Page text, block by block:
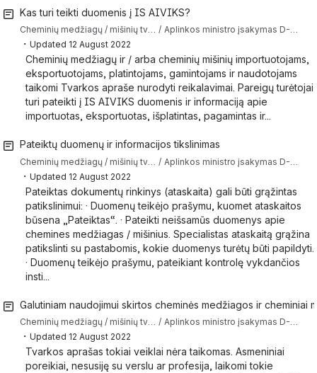
Kas turi teikti duomenis į IS AIVIKS?
Cheminių medžiagų / mišinių tvarkymo klausimai Aplinkos ministro įsakymas D-146 (Tvarkos aprašas) pagal kurį reikia teikti duomenis ir informaciją apie chemines medžiagas ir cheminius mišinius į IS AIVIKS
・ Updated 12 August 2022
Cheminių medžiagų ir / arba cheminių mišinių importuotojams,
eksportuotojams, platintojams, gamintojams ir naudotojams
taikomi Tvarkos apraše nurodyti reikalavimai. Pareigų turėtojai
turi pateikti į IS AIVIKS duomenis ir informaciją apie
importuotas, eksportuotas, išplatintas, pagamintas ir...
Pateiktų duomenų ir informacijos tikslinimas
・ Updated 12 August 2022
Pateiktas dokumentų rinkinys (ataskaita) gali būti grąžintas
patikslinimui: · Duomenų teikėjo prašymu, kuomet ataskaitos
būsena „Pateiktas“. · Pateikti neišsamūs duomenys apie
chemines medžiagas / mišinius. Specialistas ataskaitą grąžina
patikslinti su pastabomis, kokie duomenys turėtų būti papildyti.
· Duomenų teikėjo prašymu, pateikiant kontrolę vykdančios
insti...
Galutiniam naudojimui skirtos cheminės medžiagos ir
Cheminių medžiagų / mišinių tvarkymo klausimai Aplinkos ministro įsakymas D-146 (Tvarkos aprašas) pagal kurį reikia teikti duomenis ir informaciją apie chemines medžiagas ir cheminius mišinius į IS AIVIKS
・ Updated 12 August 2022
Tvarkos aprašas tokiai veiklai nėra taikomas. Asmeniniai
poreikiai, nesusiję su verslu ar profesija, laikomi tokie